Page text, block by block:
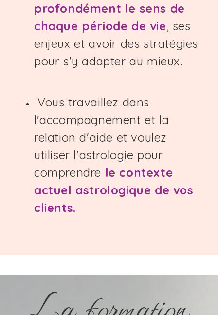
profondément le sens de
chaque période de vie, ses
enjeux et avoir des stratégies
pour s'y adapter au mieux.
Vous travaillez dans
l'accompagnement et la
relation d'aide et voulez
utiliser l'astrologie pour
comprendre le contexte
actuel astrologique de vos
clients.